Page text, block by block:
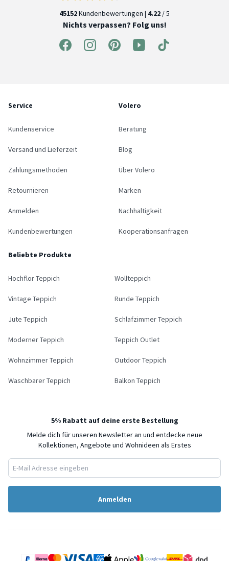
45152Kundenbewertungen | 4.22 / 5
Nichts verpassen? Folg uns!
Service
Kundenservice
Versand und Lieferzeit
Zahlungsmethoden
Retournieren
Anmelden
Kundenbewertungen
Volero
Beratung
Blog
Über Volero
Marken
Nachhaltigkeit
Kooperationsanfragen
Beliebte Produkte
Hochflor Teppich Wollteppich
Vintage Teppich Runde Teppich
Jute Teppich Schlafzimmer Teppich
Moderner Teppich Teppich Outlet
Wohnzimmer Teppich Outdoor Teppich
Waschbarer Teppich Balkon Teppich
5% Rabatt auf deine erste Bestellung
Melde dich für unseren Newsletter an und entdecke neue
Kollektionen, Angebote und Wohnideen als Erstes
Anmelden